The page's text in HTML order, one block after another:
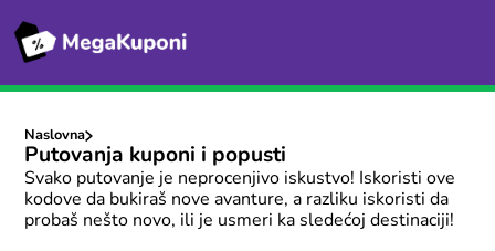
Naslovna
Putovanja kuponi i popusti
Svako putovanje je neprocenjivo iskustvo! Iskoristi ove
kodove da bukiraš nove avanture, a razliku iskoristi da
probaš nešto novo, ili je usmeri ka sledećoj destinaciji!